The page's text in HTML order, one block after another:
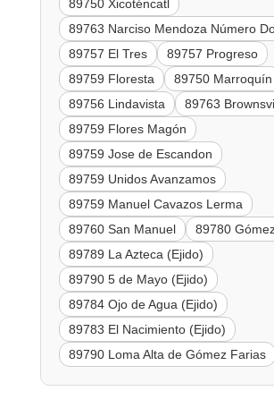
89750 Xicoténcatl
89763 Narciso Mendoza Número
89757 El Tres
89757 Progreso
89759 Floresta
89750 Marroquín
89756 Lindavista
89763
89759 Flores Magón
89759 Jose de Escandon
89759 Unidos Avanzamos
89759 Manuel Cavazos Lerma
89760 San Manuel
89780
89789 La Azteca (Ejido)
89790 5 de Mayo (Ejido)
89784 Ojo de Agua (Ejido)
89783 El Nacimiento (Ejido)
89790 Loma Alta de Gómez Farias